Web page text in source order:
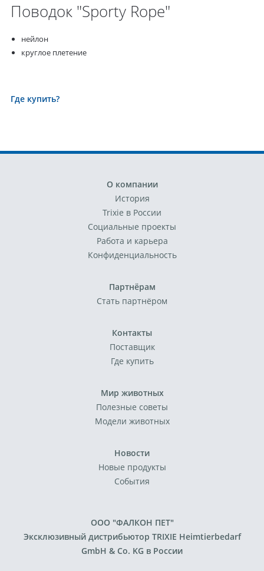
Поводок "Sporty Rope"
нейлон
круглое плетение
Где купить?
О компании
История
Trixie в России
Социальные проекты
Работа и карьера
Конфиденциальность
Партнёрам
Стать партнёром
Контакты
Поставщик
Где купить
Мир животных
Полезные советы
Модели животных
Новости
Новые продукты
События
ООО "ФАЛКОН ПЕТ"
Эксклюзивный дистрибьютор TRIXIE Heimtierbedarf
GmbH & Co. KG в России